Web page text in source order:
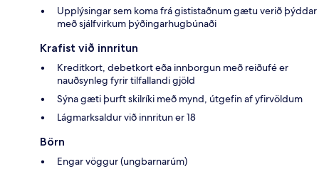
Upplýsingar sem koma frá gististaðnum gætu verið þýddar
með sjálfvirkum þýðingarhugbúnaði
Krafist við innritun
Kreditkort, debetkort eða innborgun með reiðufé er
nauðsynleg fyrir tilfallandi gjöld
Sýna gæti þurft skilríki með mynd, útgefin af yfirvöldum
Lágmarksaldur við innritun er 18
Börn
Engar vöggur (ungbarnarúm)